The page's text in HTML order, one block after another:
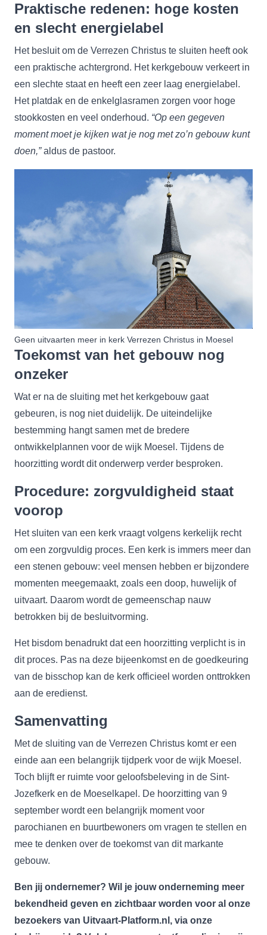
Praktische redenen: hoge kosten
en slecht energielabel
Het besluit om de Verrezen Christus te sluiten heeft ook
een praktische achtergrond. Het kerkgebouw verkeert in
een slechte staat en heeft een zeer laag energielabel.
Het platdak en de enkelglasramen zorgen voor hoge
stookkosten en veel onderhoud. “Op een gegeven
moment moet je kijken wat je nog met zo’n gebouw kunt
doen,”aldus de pastoor.
Geen uitvaarten meer in kerk Verrezen Christus in Moesel
Toekomst van het gebouw nog
onzeker
Wat er na de sluiting met het kerkgebouw gaat
gebeuren, is nog niet duidelijk. De uiteindelijke
bestemming hangt samen met de bredere
ontwikkelplannen voor de wijk Moesel. Tijdens de
hoorzitting wordt dit onderwerp verder besproken.
Procedure: zorgvuldigheid staat
voorop
Het sluiten van een kerk vraagt volgens kerkelijk recht
om een zorgvuldig proces. Een kerk is immers meer dan
een stenen gebouw: veel mensen hebben er bijzondere
momenten meegemaakt, zoals een doop, huwelijk of
uitvaart. Daarom wordt de gemeenschap nauw
betrokken bij de besluitvorming.
Het bisdom benadrukt dat een hoorzitting verplicht is in
dit proces. Pas na deze bijeenkomst en de goedkeuring
van de bisschop kan de kerk officieel worden onttrokken
aan de eredienst.
Samenvatting
Met de sluiting van de Verrezen Christus komt er een
einde aan een belangrijk tijdperk voor de wijk Moesel.
Toch blijft er ruimte voor geloofsbeleving in de Sint-
Jozefkerk en de Moeselkapel. De hoorzitting van 9
september wordt een belangrijk moment voor
parochianen en buurtbewoners om vragen te stellen en
mee te denken over de toekomst van dit markante
gebouw.
Ben jij ondernemer? Wil je jouw onderneming meer
bekendheid geven en zichtbaar worden voor al onze
bezoekers van Uitvaart-Platform.nl, via onze